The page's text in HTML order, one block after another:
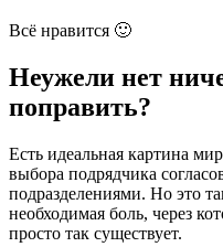
Всё нравится 🙂
Неужели нет
поправить?
Есть идеальная картина
выбора подрядчика
подразделениями. Но это
необходимая боль, через
просто так существует.